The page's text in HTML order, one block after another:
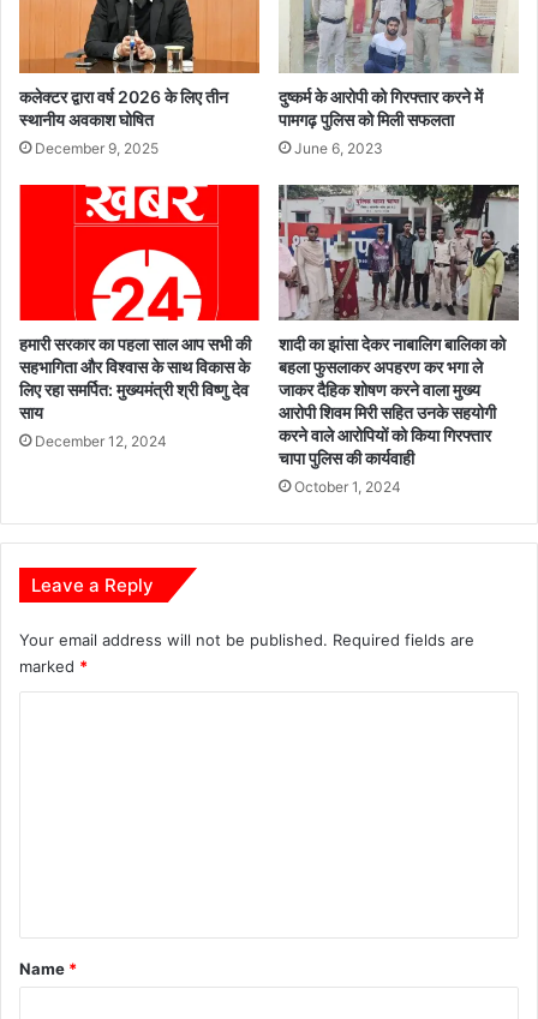
स
म
स्या
आ
वे
द
न
हु
ए
कलेक्टर द्वारा वर्ष 2026 के लिए तीन
स्थानीय अवकाश घोषित
December 9, 2025
दुष्कर्म के आरोपी को गिरफ्तार करने में
पामगढ़ पुलिस को मिली सफलता
June 6, 2023
हमारी सरकार का पहला साल आप सभी की
सहभागिता और विश्वास के साथ विकास के
लिए रहा समर्पित: मुख्यमंत्री श्री विष्णु देव
साय
December 12, 2024
शादी का झांसा देकर नाबालिग बालिका को
बहला फुसलाकर अपहरण कर भगा ले
जाकर दैहिक शोषण करने वाला मुख्य
आरोपी शिवम मिरी सहित उनके सहयोगी
करने वाले आरोपियों को किया गिरफ्तार
चापा पुलिस की कार्यवाही
October 1, 2024
Leave a Reply
Your email address will not be published. Required fields are
marked *
*
Name *